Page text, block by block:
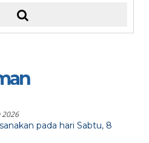
2026
pada hari Sabtu, 8